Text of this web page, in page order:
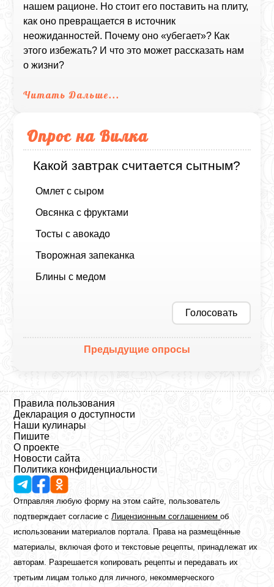
нашем рационе. Но стоит его поставить на плиту,
как оно превращается в источник
неожиданностей. Почему оно «убегает»? Как
этого избежать? И что это может рассказать нам
о жизни?
Читать Дальше...
Опрос на Вилка
Какой завтрак считается сытным?
Омлет с сыром
Овсянка с фруктами
Тосты с авокадо
Творожная запеканка
Блины с медом
Голосовать
Предыдущие опросы
Правила пользования
Декларация о доступности
Наши кулинары
Пишите
О проекте
Новости сайта
Политика конфиденциальности
Отправляя любую форму на этом сайте, пользователь
подтверждает согласие сЛицензионным соглашениемоб
использовании материалов портала. Права на размещённые
материалы, включая фото и текстовые рецепты, принадлежат их
авторам. Разрешается копировать рецепты и передавать их
третьим лицам только для личного, некоммерческого